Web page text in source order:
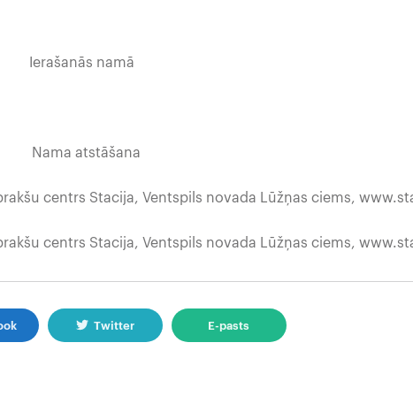
namā
atstāšana
centrs Stacija, Ventspils novada Lūžņas ciems,
centrs Stacija, Ventspils novada Lūžņas ciems,
Twitter E-pasts